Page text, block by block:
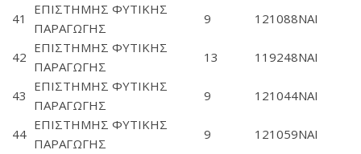
41
ΕΠΙΣΤΗΜΗΣ ΦΥΤΙΚΗΣ
ΠΑΡΑΓΩΓΗΣ
9 121088ΝΑΙ
42
ΕΠΙΣΤΗΜΗΣ ΦΥΤΙΚΗΣ
ΠΑΡΑΓΩΓΗΣ
13 119248ΝΑΙ
43
ΕΠΙΣΤΗΜΗΣ ΦΥΤΙΚΗΣ
ΠΑΡΑΓΩΓΗΣ
9 121044ΝΑΙ
44
ΕΠΙΣΤΗΜΗΣ ΦΥΤΙΚΗΣ
ΠΑΡΑΓΩΓΗΣ
9 121059ΝΑΙ